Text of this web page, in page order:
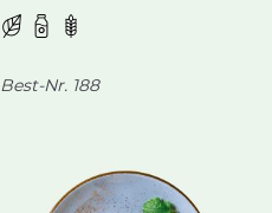
Sauerkirschen und
goldbraunen Streuseln, aus
Landwirtschaft. 21 Stücke,
vorgeschnitten
Best-Nr. 188